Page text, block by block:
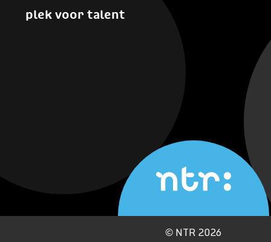
plek voor talent
© NTR 2026